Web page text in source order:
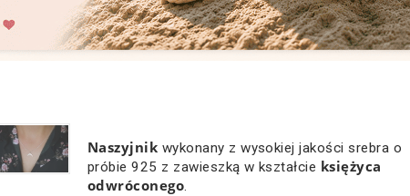
Naszyjnik wykonany z wysokiej jakości srebra o
próbie 925 z zawieszką w kształcie księżyca
odwróconego.